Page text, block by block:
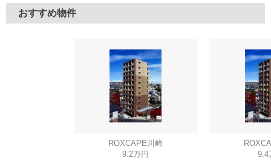
おすすめ物件
ROXCAPE川崎
9.2万円
9.4